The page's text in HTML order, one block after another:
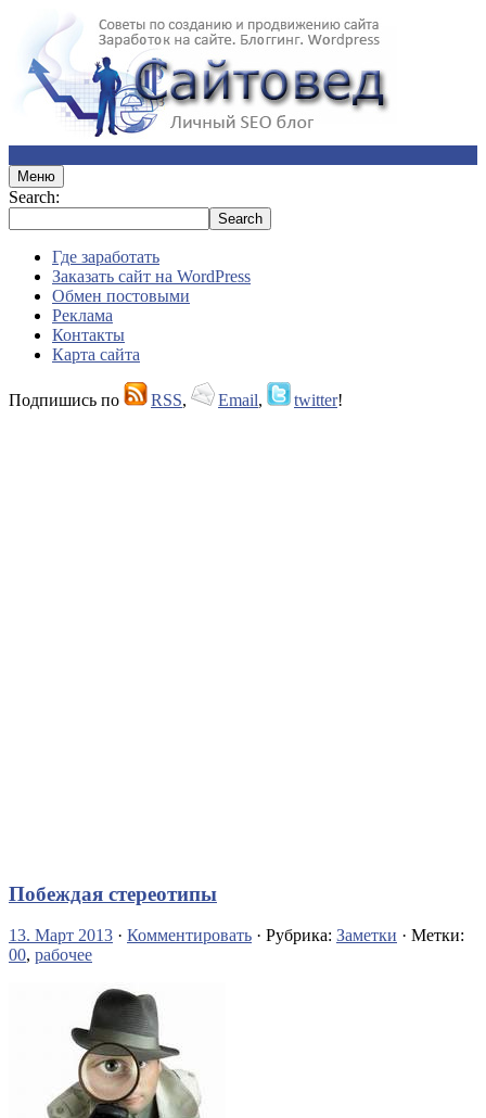
Меню
Search:
Где заработать
Заказать сайт на WordPress
Обмен постовыми
Реклама
Контакты
Карта сайта
Подпишись по RSS, Email, twitter!
Побеждая стереотипы
13. Март 2013 · Комментировать · Рубрика: Заметки · Метки:
00, рабочее